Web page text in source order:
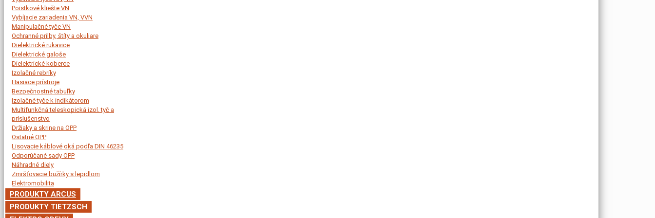
Poistkové kliešte VN
Vybíjacie zariadenia VN, VVN
Manipulačné tyče VN
Ochranné prilby, štíty a okuliare
Dielektrické rukavice
Dielektrické galoše
Dielektrické koberce
Izolačné rebríky
Hasiace prístroje
Bezpečnostné tabuľky
Izolačné tyče k indikátorom
Multifunkčná teleskopická izol. tyč a
príslušenstvo
Držiaky a skrine na OPP
Ostatné OPP
Lisovacie káblové oká podľa DIN 46235
Odporúčané sady OPP
Náhradné diely
Zmršťovacie bužírky s lepidlom
Elektromobilita
PRODUKTY ARCUS
PRODUKTY TIETZSCH